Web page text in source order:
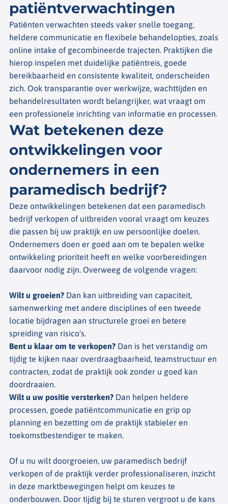
patiëntverwachtingen
Patiënten verwachten steeds vaker snelle toegang,
heldere communicatie en flexibele behandelopties, zoals
online intake of gecombineerde trajecten. Praktijken die
hierop inspelen met duidelijke patiëntreis, goede
bereikbaarheid en consistente kwaliteit, onderscheiden
zich. Ook transparantie over werkwijze, wachttijden en
behandelresultaten wordt belangrijker, wat vraagt om
een professionele inrichting van informatie en processen.
Wat betekenen deze
ontwikkelingen voor
ondernemers in een
paramedisch bedrijf?
Deze ontwikkelingen betekenen dat een paramedisch
bedrijf verkopen of uitbreiden vooral vraagt om keuzes
die passen bij uw praktijk en uw persoonlijke doelen.
Ondernemers doen er goed aan om te bepalen welke
ontwikkeling prioriteit heeft en welke voorbereidingen
daarvoor nodig zijn. Overweeg de volgende vragen:
Wilt u groeien? Dan kan uitbreiding van capaciteit,
samenwerking met andere disciplines of een tweede
locatie bijdragen aan structurele groei en betere
spreiding van risico’s.
Bent u klaar om te verkopen? Dan is het verstandig om
tijdig te kijken naar overdraagbaarheid, teamstructuur en
contracten, zodat de praktijk ook zonder u goed kan
doordraaien.
Wilt u uw positie versterken? Dan helpen heldere
processen, goede patiëntcommunicatie en grip op
planning en bezetting om de praktijk stabieler en
toekomstbestendiger te maken.
Of u nu wilt doorgroeien, uw paramedisch bedrijf
verkopen of de praktijk verder professionaliseren, inzicht
in deze marktbewegingen helpt om keuzes te
onderbouwen. Door tijdig bij te sturen vergroot u de kans